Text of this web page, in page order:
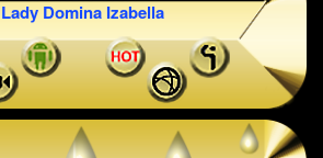
Lady Domina Izabella